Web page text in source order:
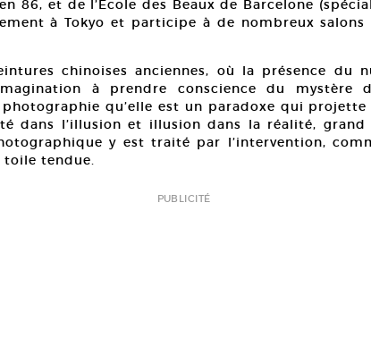
86, et de l’Ecole des Beaux de Barcelone
à Tokyo et participe à de nombreux salons
chinoises anciennes, où la présence du
à prendre conscience du mystère
qu’elle est un paradoxe qui projette
dans l’illusion et illusion dans la réalité,
y est traité par l’intervention,
tendue.
PUBLICITÉ